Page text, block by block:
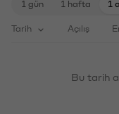
1 gün 1 hafta 1
Tarih Açılış
Bu tarih